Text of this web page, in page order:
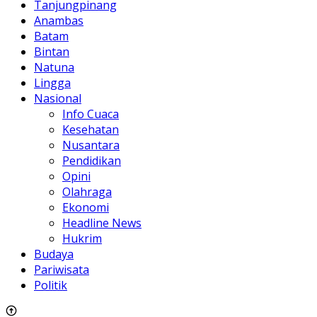
Tanjungpinang
Anambas
Batam
Bintan
Natuna
Lingga
Nasional
Info Cuaca
Kesehatan
Nusantara
Pendidikan
Opini
Olahraga
Ekonomi
Headline News
Hukrim
Budaya
Pariwisata
Politik